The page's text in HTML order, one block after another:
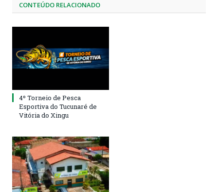
CONTEÚDO RELACIONADO
4º Torneio de Pesca
Esportiva do Tucunaré de
Vitória do Xingu